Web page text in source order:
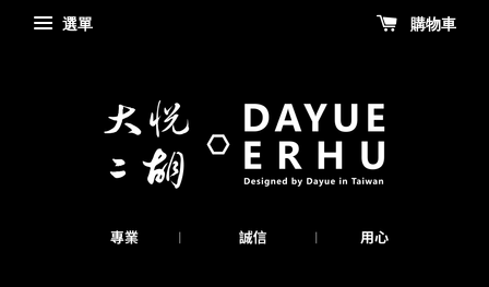
選單 購物車